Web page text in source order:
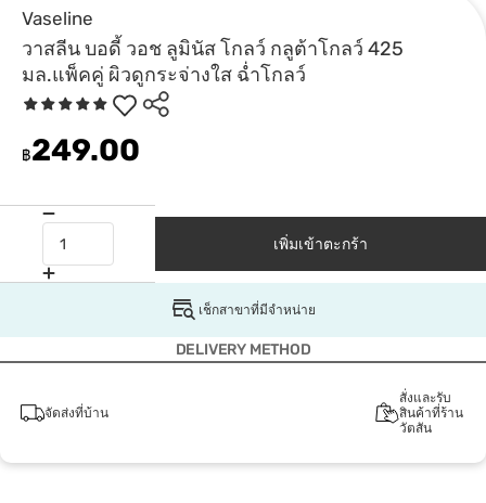
Vaseline
วาสลีน บอดี้ วอช ลูมินัส โกลว์ กลูต้าโกลว์ 425
มล.แพ็คคู่ ผิวดูกระจ่างใส ฉ่ำโกลว์
฿249.00
เพิ่มเข้าตะกร้า
เช็กสาขาที่มีจำหน่าย
DELIVERY METHOD
จัดส่งที่บ้าน
สั่งและรับ
สินค้าที่ร้าน
วัตสัน